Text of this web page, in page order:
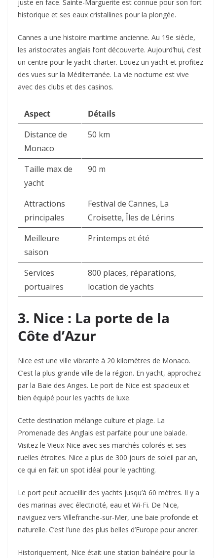
juste en face. Sainte-Marguerite est connue pour son fort
historique et ses eaux cristallines pour la plongée.
Cannes a une histoire maritime ancienne. Au 19e siècle,
les aristocrates anglais l’ont découverte. Aujourd’hui, c’est
un centre pour le yacht charter. Louez un yacht et profitez
des vues sur la Méditerranée. La vie nocturne est vive
avec des clubs et des casinos.
Aspect
Détails
Distance de
Monaco
50 km
Taille max de
yacht
90 m
Attractions
principales
Festival de Cannes, La
Croisette, Îles de Lérins
Meilleure
saison
Printemps et été
Services
portuaires
800 places, réparations,
location de yachts
3. Nice : La porte de la
Côte d’Azur
Nice est une ville vibrante à 20 kilomètres de Monaco.
C’est la plus grande ville de la région. En yacht, approchez
par la Baie des Anges. Le port de Nice est spacieux et
bien équipé pour les yachts de luxe.
Cette destination mélange culture et plage. La
Promenade des Anglais est parfaite pour une balade.
Visitez le Vieux Nice avec ses marchés colorés et ses
ruelles étroites. Nice a plus de 300 jours de soleil par an,
ce qui en fait un spot idéal pour le yachting.
Le port peut accueillir des yachts jusqu’à 60 mètres. Il y a
des marinas avec électricité, eau et Wi-Fi. De Nice,
naviguez vers Villefranche-sur-Mer, une baie profonde et
naturelle. C’est l’une des plus belles d’Europe pour ancrer.
Historiquement, Nice était une station balnéaire pour la